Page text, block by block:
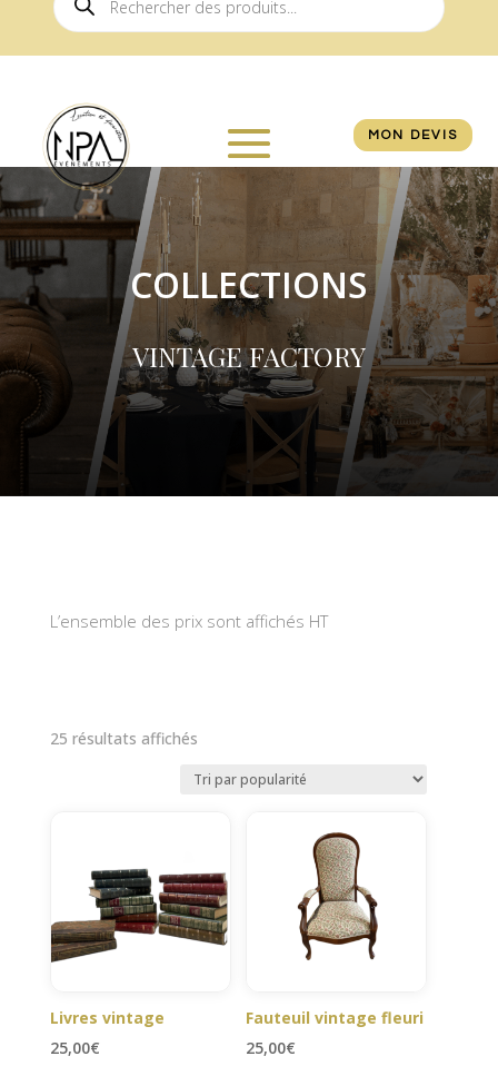
de
produits
MON DEVIS
COLLECTIONS
VINTAGE FACTORY
L’ensemble des prix sont affichés HT
25 résultats affichésTrié
popularité
Livres vintage
25,00€
Fauteuil vintage fleuri
25,00€